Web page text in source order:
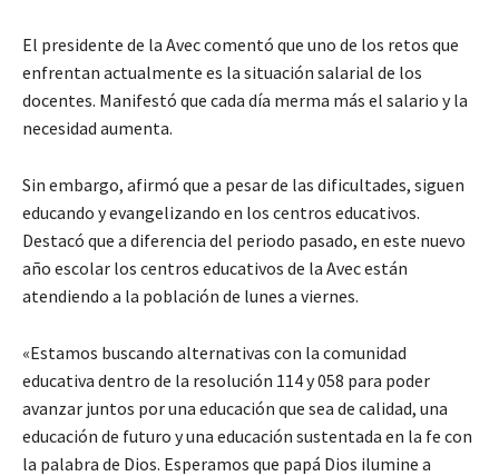
El presidente de la Avec comentó que uno de los retos que
enfrentan actualmente es la situación salarial de los
docentes. Manifestó que cada día merma más el salario y la
necesidad aumenta.
Sin embargo, afirmó que a pesar de las dificultades, siguen
educando y evangelizando en los centros educativos.
Destacó que a diferencia del periodo pasado, en este nuevo
año escolar los centros educativos de la Avec están
atendiendo a la población de lunes a viernes.
«Estamos buscando alternativas con la comunidad
educativa dentro de la resolución 114 y 058 para poder
avanzar juntos por una educación que sea de calidad, una
educación de futuro y una educación sustentada en la fe con
la palabra de Dios. Esperamos que papá Dios ilumine a